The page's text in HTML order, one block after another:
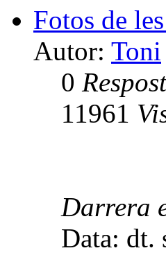
Fotos de
Autor: Toni
0
11961
Darrera
Data: dt.